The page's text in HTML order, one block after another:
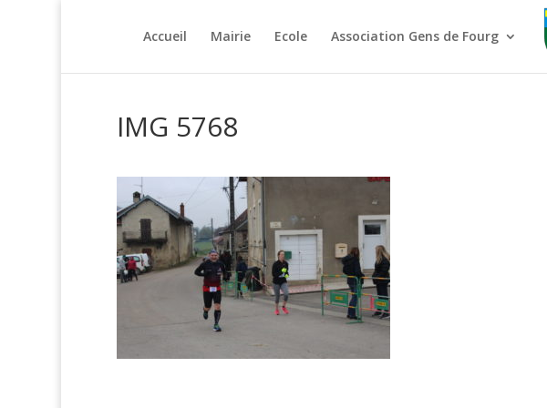
Accueil Mairie Ecole Association Gens de Fourg
IMG 5768